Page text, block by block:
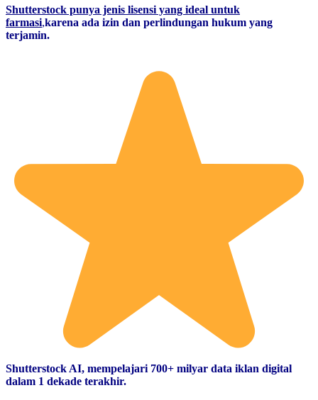
Shutterstock punya jenis lisensi yang ideal untuk
farmasi,karena ada izin dan perlindungan hukum yang
terjamin.
Shutterstock AI, mempelajari 700+ milyar data iklan digital
dalam 1 dekade terakhir.